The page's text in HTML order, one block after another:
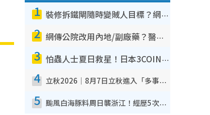
1 裝修拆鐵閘隨時變賊人目標？網民揭2大關鍵用途：裝新式等於白裝？附新舊鐵閘分別
2 網傳公院改用內地/副廠藥？醫生拆解正副廠分別 揭4類人換藥隨時出事
3 怕蟲人士夏日救星！日本3COINS爆紅驅蟲神器$45起 1招「全程免觸碰」輕鬆搞定小強
4 立秋2026｜8月7日立秋進入「多事之秋」 3件事唔做得！專家教6招開運 清枱頭／銀包納氣接好運
5 颱風白海豚料周日襲浙江！經歷5次「眼牆置換」極罕見 成登陸內地最長途颱風